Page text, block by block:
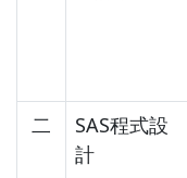
二
SAS程式設
計